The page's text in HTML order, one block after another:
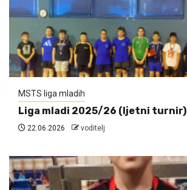
MSTS liga mladih
Liga mladi 2025/26 (ljetni turnir)
22.06.2026 voditelj